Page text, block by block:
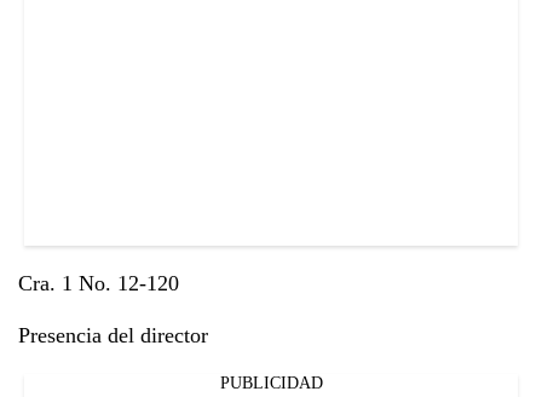
Cra. 1 No. 12-120
Presencia del director
PUBLICIDAD